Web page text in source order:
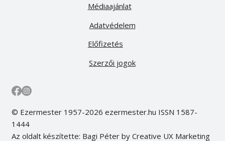
Médiaajánlat
Előfizetés
Adatvédelem
Szerzői jogok
© Ezermester 1957-2026 ezermester.hu ISSN 1587-
1444
Az oldalt készítette: Bagi Péter by Creative UX Marketing